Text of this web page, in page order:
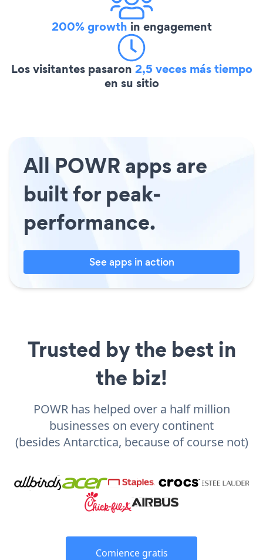
200% growth in engagement
Los visitantes pasaron 2,5 veces más tiempo
en su sitio
All POWR apps are
built for peak-
performance.
See apps in action
Trusted by the best in
the biz!
POWR has helped over a half million
businesses on every continent
(besides Antarctica, because of course not)
Comience gratis